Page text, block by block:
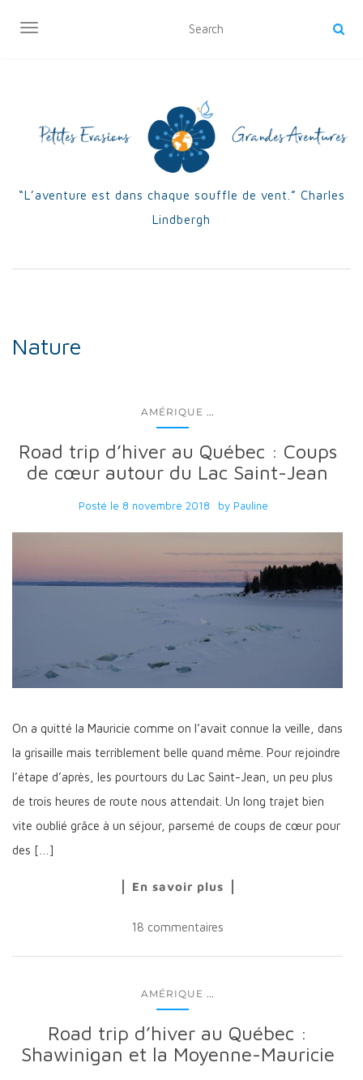
OUVRIR/FERMER LA NAVIGATION
“L’aventure est dans chaque souffle de vent.” Charles
Lindbergh
Nature
AMÉRIQUE
Road trip d’hiver au Québec : Coups
de cœur autour du Lac Saint-Jean
Posté le 8 novembre 2018 by Pauline
On a quitté la Mauricie comme on l’avait connue la veille, dans
la grisaille mais terriblement belle quand même. Pour rejoindre
l’étape d’après, les pourtours du Lac Saint-Jean, un peu plus
de trois heures de route nous attendait. Un long trajet bien
vite oublié grâce à un séjour, parsemé de coups de cœur pour
des […]
En savoir plus
18 commentaires
AMÉRIQUE
Road trip d’hiver au Québec :
Shawinigan et la Moyenne-Mauricie